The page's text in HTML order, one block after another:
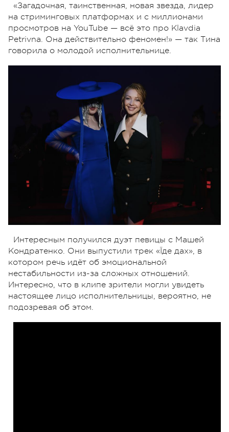
«Загадочная, таинственная, новая звезда, лидер
на стриминговых платформах и с миллионами
просмотров на YouTube — всё это про Klavdia
Petrivna. Она действительно феномен!» — так Тина
говорила о молодой исполнительнице.
Интересным получился дуэт певицы с Машей
Кондратенко. Они выпустили трек «Їде дах», в
котором речь идёт об эмоциональной
нестабильности из-за сложных отношений.
Интересно, что в клипе зрители могли увидеть
настоящее лицо исполнительницы, вероятно, не
подозревая об этом.